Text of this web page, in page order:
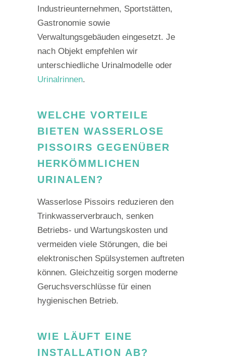
Industrieunternehmen, Sportstätten,
Gastronomie sowie
Verwaltungsgebäuden eingesetzt. Je
nach Objekt empfehlen wir
unterschiedliche Urinalmodelle oder
Urinalrinnen.
WELCHE VORTEILE
BIETEN WASSERLOSE
PISSOIRS GEGENÜBER
HERKÖMMLICHEN
URINALEN?
Wasserlose Pissoirs reduzieren den
Trinkwasserverbrauch, senken
Betriebs- und Wartungskosten und
vermeiden viele Störungen, die bei
elektronischen Spülsystemen auftreten
können. Gleichzeitig sorgen moderne
Geruchsverschlüsse für einen
hygienischen Betrieb.
WIE LÄUFT EINE
INSTALLATION AB?